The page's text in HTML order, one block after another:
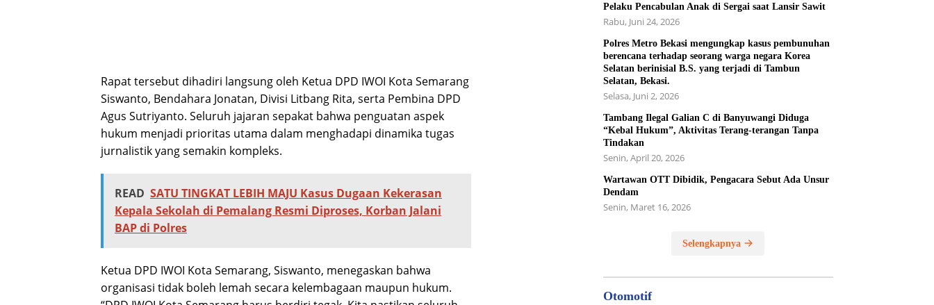
Rapat tersebut dihadiri langsung oleh Ketua DPD IWOI Kota Semarang
Siswanto, Bendahara Jonatan, Divisi Litbang Rita, serta Pembina DPD
Agus Sutriyanto. Seluruh jajaran sepakat bahwa penguatan aspek
hukum menjadi prioritas utama dalam menghadapi dinamika tugas
jurnalistik yang semakin kompleks.
READ SATU TINGKAT LEBIH MAJU Kasus Dugaan Kekerasan
Kepala Sekolah di Pemalang Resmi Diproses, Korban Jalani
BAP di Polres
Ketua DPD IWOI Kota Semarang, Siswanto, menegaskan bahwa
organisasi tidak boleh lemah secara kelembagaan maupun hukum.
Pelaku Pencabulan Anak di Sergai saat Lansir Sawit
Rabu, Juni 24, 2026
Polres Metro Bekasi mengungkap kasus pembunuhan
berencana terhadap seorang warga negara Korea
Selatan berinisial B.S. yang terjadi di Tambun
Selatan, Bekasi.
Selasa, Juni 2, 2026
Tambang Ilegal Galian C di Banyuwangi Diduga
“Kebal Hukum”, Aktivitas Terang-terangan Tanpa
Tindakan
Senin, April 20, 2026
Wartawan OTT Dibidik, Pengacara Sebut Ada Unsur
Dendam
Senin, Maret 16, 2026
Selengkapnya
Otomotif